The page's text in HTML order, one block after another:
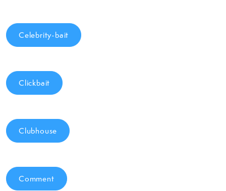
Celebrity-bait
Clickbait
Clubhouse
Comment